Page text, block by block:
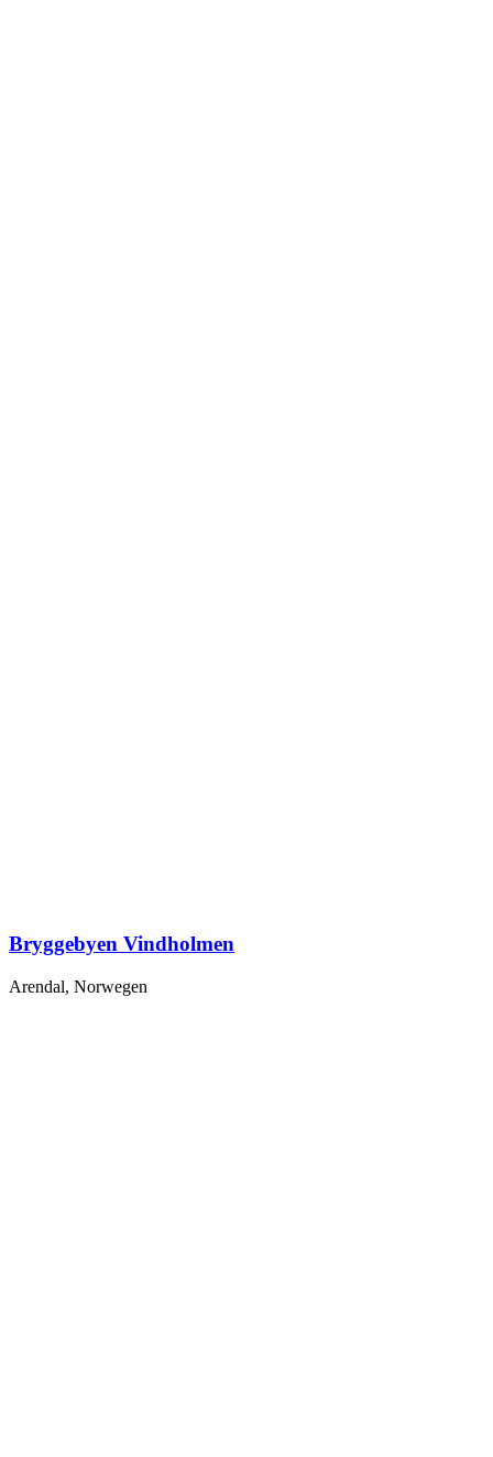
Bryggebyen Vindholmen
Arendal, Norwegen